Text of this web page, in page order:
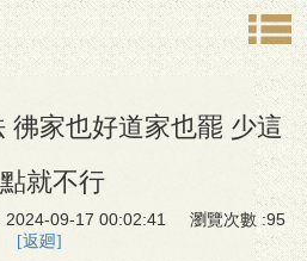
彿家也好道家也罷 少這
就不行
09-17 00:02:41 瀏覽次數 :95
[返廻]